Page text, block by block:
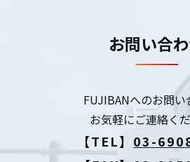
お問い合
FUJIBANへのお問い
お気軽にご連絡くだ
【TEL】 03-